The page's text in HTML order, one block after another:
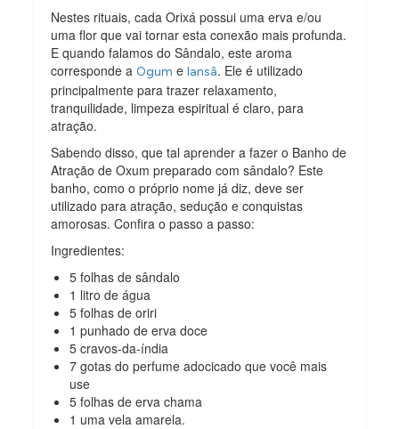
Nestes rituais, cada Orixá possui uma erva e/ou
uma flor que vai tornar esta conexão mais profunda.
E quando falamos do Sândalo, este aroma
corresponde a Ogum eIansã. Ele é utilizado
principalmente para trazer relaxamento,
tranquilidade, limpeza espiritual é claro, para
atração.
Sabendo disso, que tal aprender a fazer o Banho de
Atração de Oxum preparado com sândalo? Este
banho, como o próprio nome já diz, deve ser
utilizado para atração, sedução e conquistas
amorosas. Confira o passo a passo:
Ingredientes:
5 folhas de sândalo
1 litro de água
5 folhas de oriri
1 punhado de erva doce
5 cravos-da-índia
7 gotas do perfume adocicado que você mais
use
5 folhas de erva chama
1 uma vela amarela.